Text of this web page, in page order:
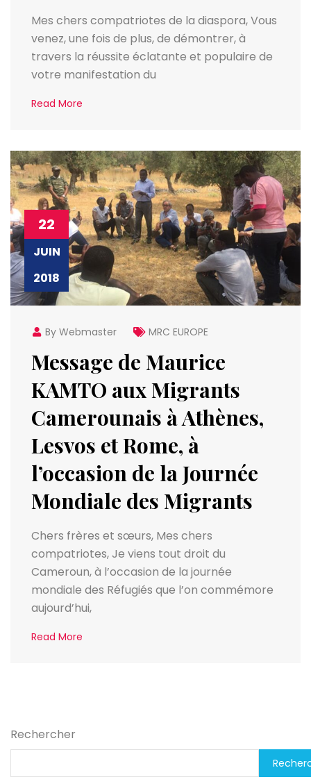
Mes chers compatriotes de la diaspora, Vous
venez, une fois de plus, de démontrer, à
travers la réussite éclatante et populaire de
votre manifestation du
Read More
22
JUIN
2018
By Webmaster MRC EUROPE
Message de Maurice
KAMTO aux Migrants
Camerounais à Athènes,
Lesvos et Rome, à
l’occasion de la Journée
Mondiale des Migrants
Chers frères et sœurs, Mes chers
compatriotes, Je viens tout droit du
Cameroun, à l’occasion de la journée
mondiale des Réfugiés que l’on commémore
aujourd’hui,
Read More
Rechercher